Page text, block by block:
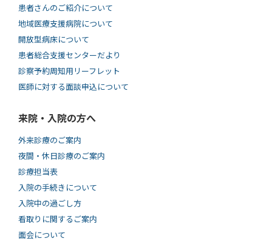
患者さんのご紹介について
地域医療支援病院について
開放型病床について
患者総合支援センターだより
診察予約周知用リーフレット
医師に対する面談申込について
来院・入院の方へ
外来診療のご案内
夜間・休日診療のご案内
診療担当表
入院の手続きについて
入院中の過ごし方
看取りに関するご案内
面会について